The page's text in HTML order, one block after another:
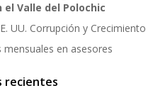
Valle del Polochic
UU. Corrupción y Crecimiento
en asesores
recientes